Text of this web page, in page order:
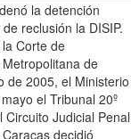
la detención
reclusión la DISIP.
Corte de
de
de 2005, el Ministerio
el Tribunal 20º
Judicial Penal
decidió